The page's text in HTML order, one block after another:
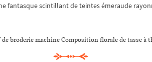
fantasque scintillant de teintes émeraude
broderie machine Composition florale de tasse à